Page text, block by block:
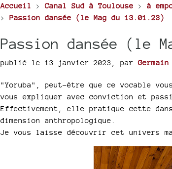
Accueil >Canal Sud à Toulouse > à
> Passion dansée (le Mag du 13.01.23)
Passion dansée (le
publié le 13 janvier 2023 parGermain
"Yoruba", peut-être que ce vocable
vous expliquer avec conviction et
Effectivement, elle pratique cette
dimension anthropologique.
Je vous laisse découvrir cet univers